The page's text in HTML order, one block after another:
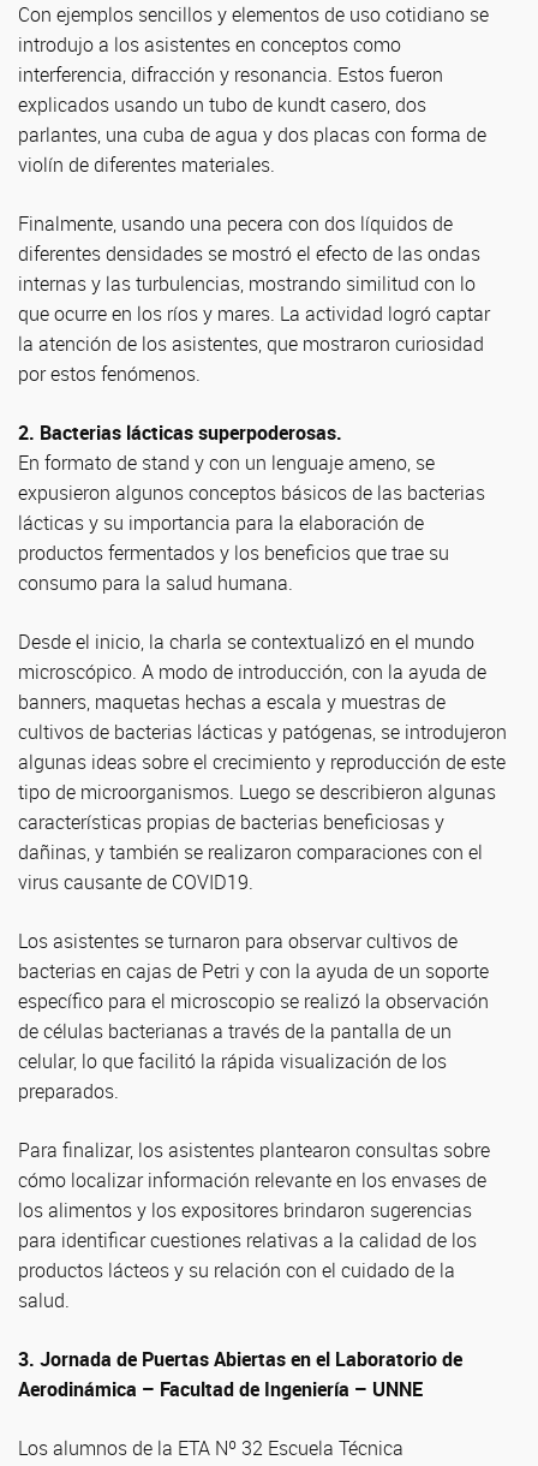
Con ejemplos sencillos y elementos de uso cotidiano se
introdujo a los asistentes en conceptos como
interferencia, difracción y resonancia. Estos fueron
explicados usando un tubo de kundt casero, dos
parlantes, una cuba de agua y dos placas con forma de
violín de diferentes materiales.
Finalmente, usando una pecera con dos líquidos de
diferentes densidades se mostró el efecto de las ondas
internas y las turbulencias, mostrando similitud con lo
que ocurre en los ríos y mares. La actividad logró captar
la atención de los asistentes, que mostraron curiosidad
por estos fenómenos.
2. Bacterias lácticas superpoderosas.
En formato de stand y con un lenguaje ameno, se
expusieron algunos conceptos básicos de las bacterias
lácticas y su importancia para la elaboración de
productos fermentados y los beneficios que trae su
consumo para la salud humana.
Desde el inicio, la charla se contextualizó en el mundo
microscópico. A modo de introducción, con la ayuda de
banners, maquetas hechas a escala y muestras de
cultivos de bacterias lácticas y patógenas, se introdujeron
algunas ideas sobre el crecimiento y reproducción de este
tipo de microorganismos. Luego se describieron algunas
características propias de bacterias beneficiosas y
dañinas, y también se realizaron comparaciones con el
virus causante de COVID19.
Los asistentes se turnaron para observar cultivos de
bacterias en cajas de Petri y con la ayuda de un soporte
específico para el microscopio se realizó la observación
de células bacterianas a través de la pantalla de un
celular, lo que facilitó la rápida visualización de los
preparados.
Para finalizar, los asistentes plantearon consultas sobre
cómo localizar información relevante en los envases de
los alimentos y los expositores brindaron sugerencias
para identificar cuestiones relativas a la calidad de los
productos lácteos y su relación con el cuidado de la
salud.
3. Jornada de Puertas Abiertas en el Laboratorio de
Aerodinámica – Facultad de Ingeniería – UNNE
Los alumnos de la ETA Nº 32 Escuela Técnica